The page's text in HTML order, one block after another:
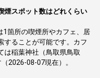
煙スポット数はどれくらい
1箇所の喫煙所やカフェ、居
することが可能です。カフ
は稲葉神社（鳥取県鳥取
2026-08-07現在）。